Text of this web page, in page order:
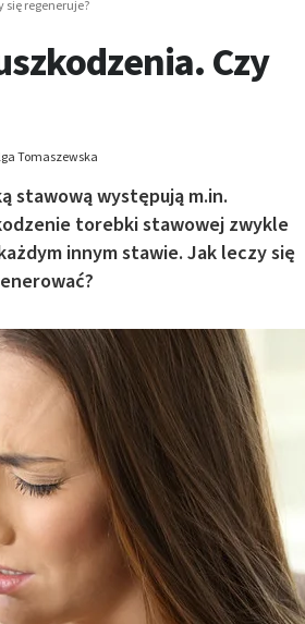
się regeneruje?
Czy
Tomaszewska
stawową występują m.in.
torebki stawowej zwykle
innym stawie. Jak leczy się